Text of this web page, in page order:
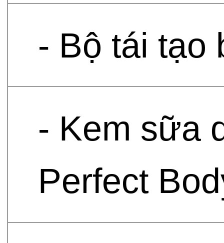
- Bộ tái tạo
- Kem sữa
Perfect